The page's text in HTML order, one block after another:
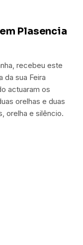
Plasencia
recebeu este
da sua Feira
actuaram os
orelhas e duas
orelha e silêncio.